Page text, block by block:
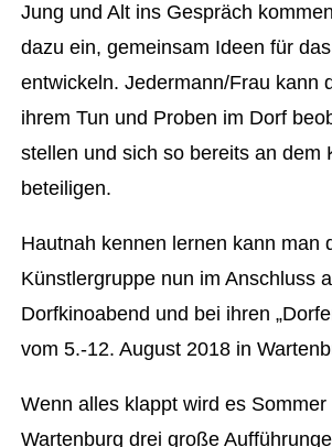
Jung und Alt ins Gespräch
dazu ein, gemeinsam Ideen für
entwickeln. Jedermann/Frau kann
ihrem Tun und Proben im Dorf
stellen und sich so bereits an dem
beteiligen.
Hautnah kennen lernen kann man
Künstlergruppe nun im Anschluss
Dorfkinoabend und bei ihren
vom 5.-12. August 2018 in
Wenn alles klappt wird es Sommer
Wartenburg drei große